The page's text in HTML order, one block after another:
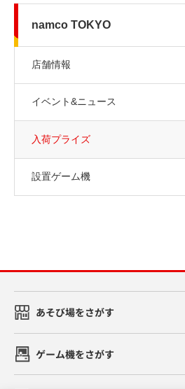
namco TOKYO
店舗情報
イベント&ニュース
入荷プライズ
設置ゲーム機
あそび場をさがす
ゲーム機をさがす